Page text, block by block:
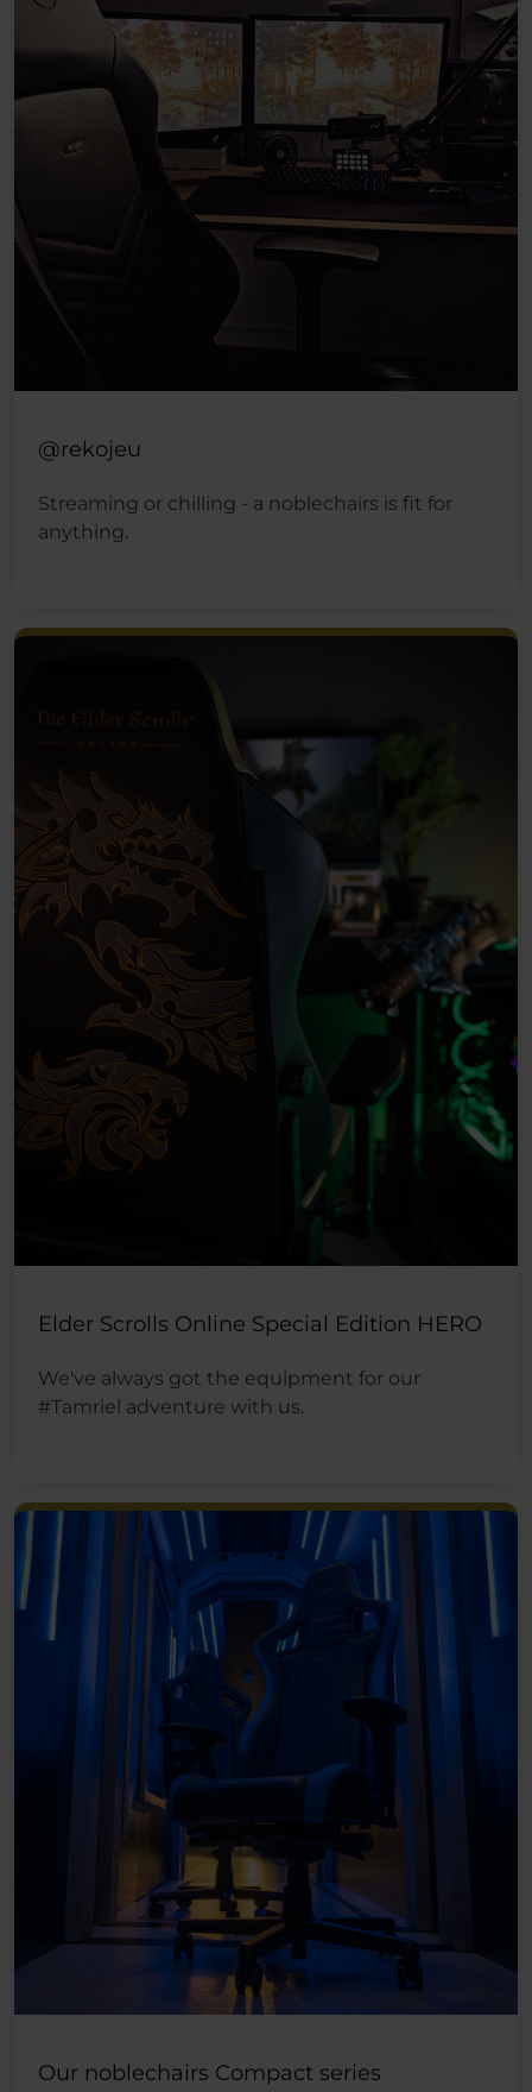
@rekojeu
Streaming or chilling - a noblechairs is fit for
anything.
Elder Scrolls Online Special Edition HERO
We've always got the equipment for our
#Tamriel adventure with us.
Our noblechairs Compact series